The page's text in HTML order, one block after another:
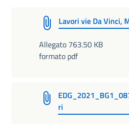
Lavori vie Da Vinci,
Allegato 763.50 KB
formato pdf
ri